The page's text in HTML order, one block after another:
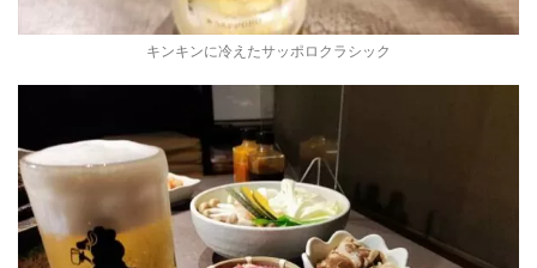
キンキンに冷えたサッポロクラシック